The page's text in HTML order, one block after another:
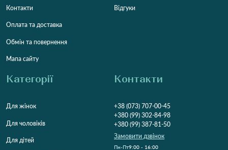
Контакти
Оплата та доставка
Обмін та повернення
Мапа сайту
Відгуки
Категорії
Для жінок
Для чоловіків
Для дітей
Контакти
+38 (073) 707-00-45
+380 (99) 302-84-98
+380 (99) 387-81-50
Замовити дзвінок
Пн-Пт9:00 - 16:00